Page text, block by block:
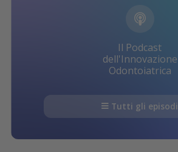
Il Podcast
dell'Innovazione
Odontoiatrica
Tutti gli episodi